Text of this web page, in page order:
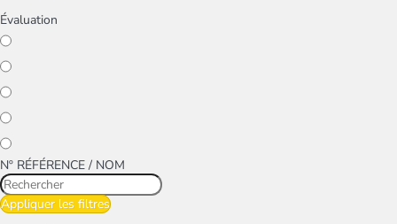
Évaluation
Nº RÉFÉRENCE / NOM
Appliquer les filtres